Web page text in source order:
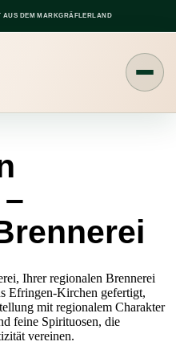
Ihrer regionalen Brennerei
Efringen-Kirchen gefertigt,
mit regionalem Charakter
feine Spirituosen, die
vereinen.
AUS DEM MARKGRÄFLERLAND